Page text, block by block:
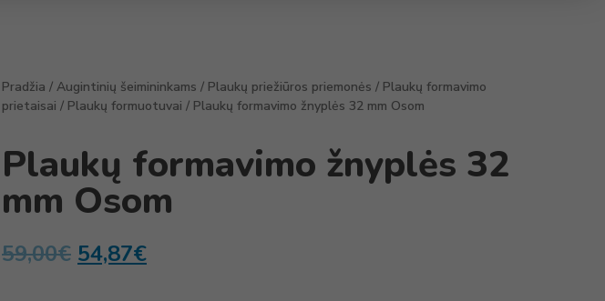
Pradžia / Augintinių šeimininkams / Plaukų priežiūros priemonės / Plaukų formavimo
prietaisai / Plaukų formuotuvai / Plaukų formavimo žnyplės 32 mm Osom
Plaukų formavimo žnyplės 32
mm Osom
59,00€ 54,87€